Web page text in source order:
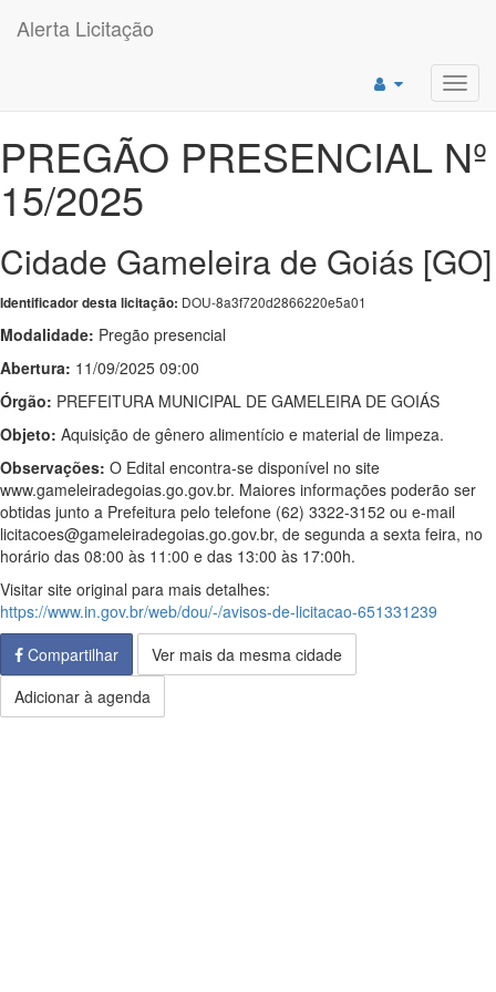
Alerta Licitação
PREGÃO PRESENCIAL Nº
15/2025
Cidade Gameleira de Goiás [GO]
Identificador desta licitação: DOU-8a3f720d2866220e5a01
Modalidade: Pregão presencial
Abertura: 11/09/2025 09:00
Órgão: PREFEITURA MUNICIPAL DE GAMELEIRA DE GOIÁS
Objeto: Aquisição de gênero alimentício e material de limpeza.
Observações: O Edital encontra-se disponível no site
www.gameleiradegoias.go.gov.br. Maiores informações poderão ser
obtidas junto a Prefeitura pelo telefone (62) 3322-3152 ou e-mail
licitacoes@gameleiradegoias.go.gov.br, de segunda a sexta feira, no
horário das 08:00 às 11:00 e das 13:00 às 17:00h.
Visitar site original para mais detalhes:
https://www.in.gov.br/web/dou/-/avisos-de-licitacao-651331239
Compartilhar
Ver mais da mesma cidade
Adicionar à agenda